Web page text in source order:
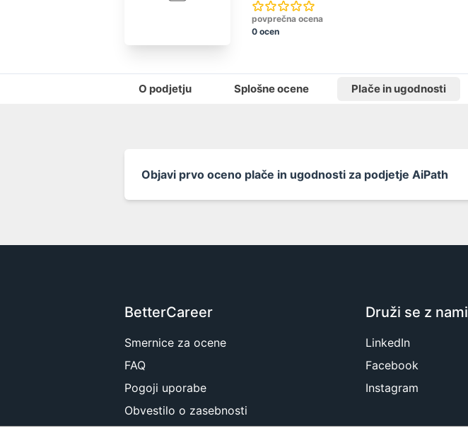
povprečna ocena
0 ocen
O podjetju Splošne ocene Plače in ugodnosti
Objavi prvo oceno plače in ugodnosti za podjetje AiPath
BetterCareer
Smernice za ocene
FAQ
Pogoji uporabe
Obvestilo o zasebnosti
Druži se z nami
LinkedIn
Facebook
Instagram